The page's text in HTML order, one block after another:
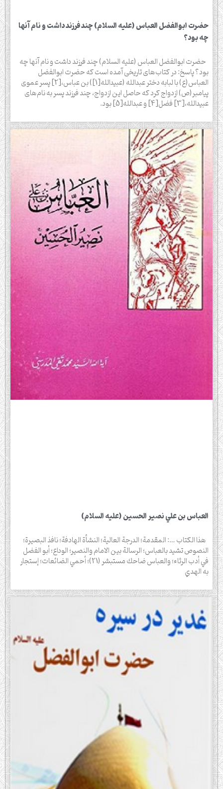
حضرت ابوالفضل العباس (علیه السلام) چند فرزند داشت و نام آنها
چه بود؟
حضرت ابوالفضل العباس (علیه السلام) چند فرزند داشت و نام آنها چه
بود؟ پاسخ: در کتاب‌های تاریخی آمده است که حضرت ابوالفضل
العباس(ع) با لبابه دختر عبدالله (عبیدالله[1]) بن عباس،[2] پسر عموی
پیامبر(ص) ازدواج کرد که حاصل این ازدواج، چند فرزند پسر به نام‌های
عبیدالله،[3] فضل[4] و عبدالله[5] بود.
العباس بن علي نصير الحسين (عليه السلام)
هذا الكتاب …: المقدمة؛ الدرجة العالية؛ النشأة الهادفة؛ نافذ البصيرة؛
النصوص تشيد بالعباس؛ الرسالة بين الامام والنصير؛ الوداع؛ أبو الفضل
في أدب الرثاء؛ والعباس ضاحك مستبشر (21)؛ أحمي الضائعات؛ إستجار
به الهدي